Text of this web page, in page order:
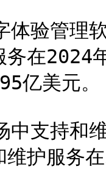
验管理
在2024
亿美元。
支持和
护服务